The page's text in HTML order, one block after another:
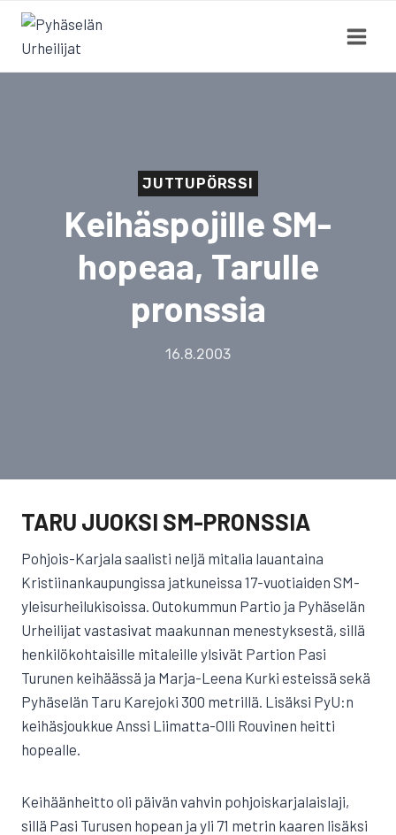
Siirry
sisältöön
JUTTUPÖRSSI
Keihäspojille SM-
hopeaa, Tarulle
pronssia
16.8.2003
TARU JUOKSI SM-PRONSSIA
Pohjois-Karjala saalisti neljä mitalia lauantaina
Kristiinankaupungissa jatkuneissa 17-vuotiaiden SM-
yleisurheilukisoissa. Outokummun Partio ja Pyhäselän
Urheilijat vastasivat maakunnan menestyksestä, sillä
henkilökohtaisille mitaleille ylsivät Partion Pasi
Turunen keihäässä ja Marja-Leena Kurki esteissä sekä
Pyhäselän Taru Karejoki 300 metrillä. Lisäksi PyU:n
keihäsjoukkue Anssi Liimatta-Olli Rouvinen heitti
hopealle.
Keihäänheitto oli päivän vahvin pohjoiskarjalaislaji,
sillä Pasi Turusen hopean ja yli 71 metrin kaaren lisäksi